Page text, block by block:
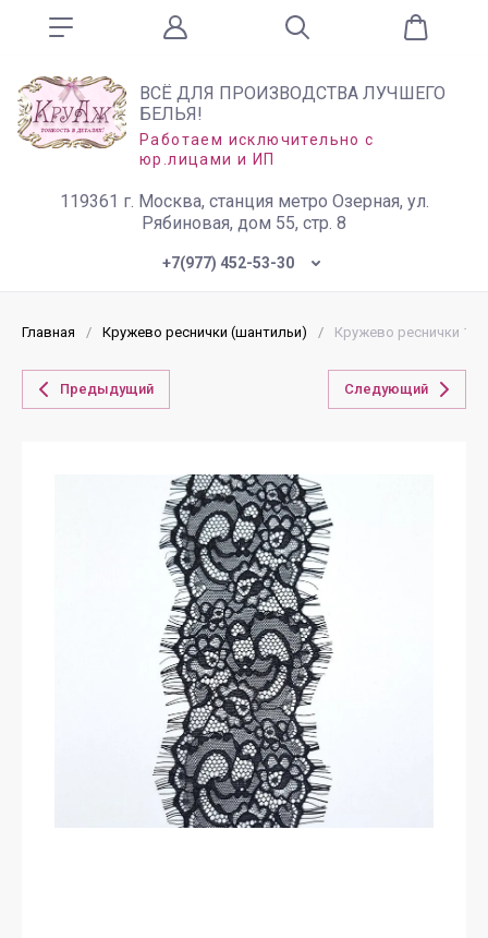
ВСЁ ДЛЯ ПРОИЗВОДСТВА ЛУЧШЕГО
БЕЛЬЯ!
Работаем исключительно с
юр.лицами и ИП
119361 г. Москва, станция метро Озерная, ул.
Рябиновая, дом 55, стр. 8
+7(977) 452-53-30
Главная / Кружево реснички (шантильи) / Кружево реснички 11
Предыдущий Следующий